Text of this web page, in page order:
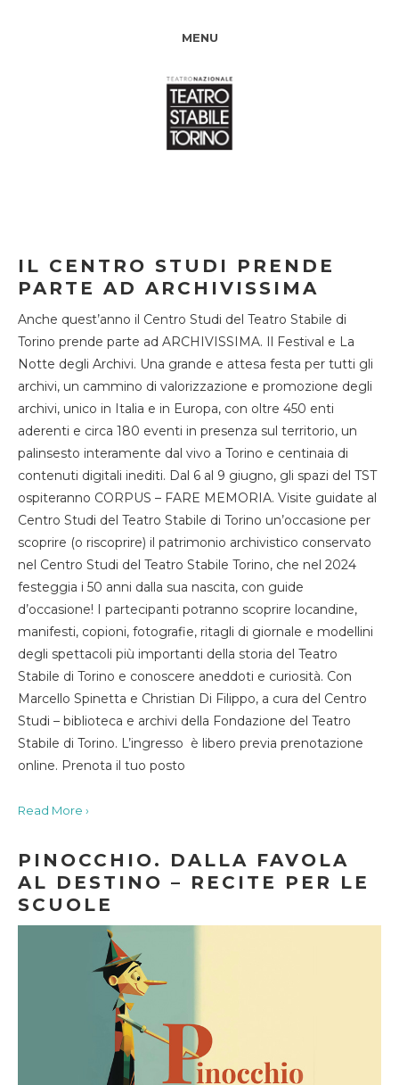
MENU
IL CENTRO STUDI PRENDE
PARTE AD ARCHIVISSIMA
Anche quest’anno il Centro Studi del Teatro Stabile di
Torino prende parte ad ARCHIVISSIMA. Il Festival e La
Notte degli Archivi. Una grande e attesa festa per tutti gli
archivi, un cammino di valorizzazione e promozione degli
archivi, unico in Italia e in Europa, con oltre 450 enti
aderenti e circa 180 eventi in presenza sul territorio, un
palinsesto interamente dal vivo a Torino e centinaia di
contenuti digitali inediti. Dal 6 al 9 giugno, gli spazi del TST
ospiteranno CORPUS – FARE MEMORIA. Visite guidate al
Centro Studi del Teatro Stabile di Torino un’occasione per
scoprire (o riscoprire) il patrimonio archivistico conservato
nel Centro Studi del Teatro Stabile Torino, che nel 2024
festeggia i 50 anni dalla sua nascita, con guide
d’occasione! I partecipanti potranno scoprire locandine,
manifesti, copioni, fotografie, ritagli di giornale e modellini
degli spettacoli più importanti della storia del Teatro
Stabile di Torino e conoscere aneddoti e curiosità. Con
Marcello Spinetta e Christian Di Filippo, a cura del Centro
Studi – biblioteca e archivi della Fondazione del Teatro
Stabile di Torino. L’ingresso è libero previa prenotazione
online. Prenota il tuo posto
Read More ›
PINOCCHIO. DALLA FAVOLA
AL DESTINO – RECITE PER LE
SCUOLE